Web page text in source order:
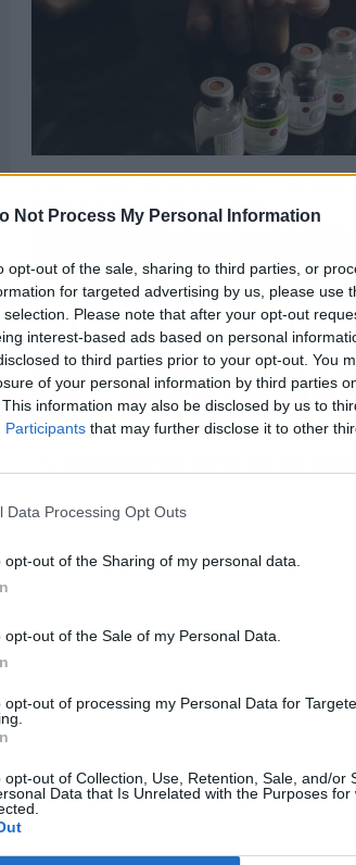
Not Process My Personal Information
opt-out of the sale, sharing to third parties, or
for targeted advertising by us, please use
Please note that after your opt-out
interest-based ads based on personal
to third parties prior to your opt-out. You
of your personal information by third parties
information may also be disclosed by us to
Participants that may further disclose it to other
Data Processing Opt Outs
opt-out of the Sharing of my personal data.
opt-out of the Sale of my Personal Data.
opt-out of processing my Personal Data for
opt-out of Collection, Use, Retention, Sale, and/or
Data that Is Unrelated with the Purposes for
Los impactantes experimentos
probaron con humanos